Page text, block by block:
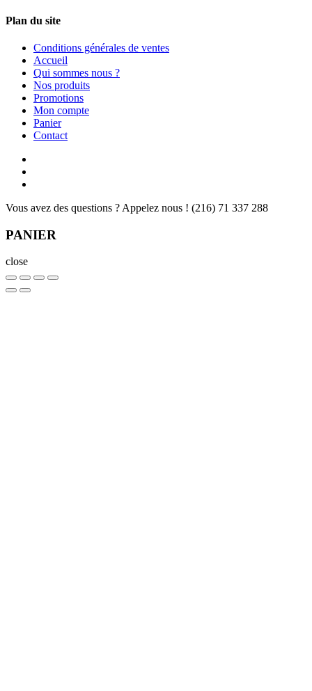
Plan du site
Conditions générales de ventes
Accueil
Qui sommes nous ?
Nos produits
Promotions
Mon compte
Panier
Contact
Vous avez des questions ? Appelez nous ! (216) 71 337 288
PANIER
close